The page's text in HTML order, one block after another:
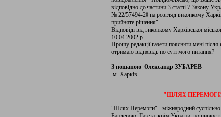
відповідно до частини 3 статті 7 Закону
№ 22/57494-20 на розгляд виконкому
прийняте рішення".
Відповіді від виконкому Харківської
10.04.2002 р.
Прошу редакції газети пояснити мені
отримаю відповідь по суті мого питання?
З пошаною Олександр ЗУБАРЕВ
м. Харків
"ШЛЯХ
"Шлях Перемоги" - міжнародний
Бандерою. Газета, крім України,